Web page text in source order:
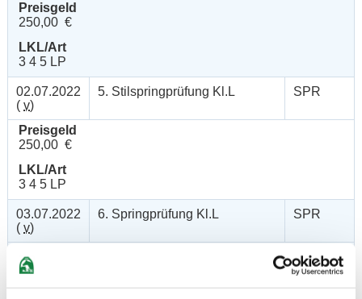
Preisgeld
250,00 €
LKL/Art
3 4 5 LP
02.07.2022
( v)
5. Stilspringprüfung Kl.L SPR
Preisgeld
250,00 €
LKL/Art
3 4 5 LP
03.07.2022
( v)
6. Springprüfung Kl.L SPR
250,00 €
LKL/Art